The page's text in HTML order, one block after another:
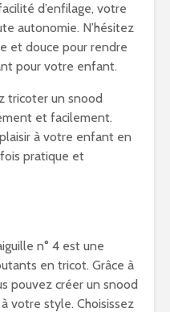
d’enfilage, votre
autonomie. N’hésitez
et douce pour rendre
pour votre enfant.
tricoter un snood
et facilement.
à votre enfant en
pratique et
n° 4 est une
en tricot. Grâce à
pouvez créer un snood
votre style. Choisissez